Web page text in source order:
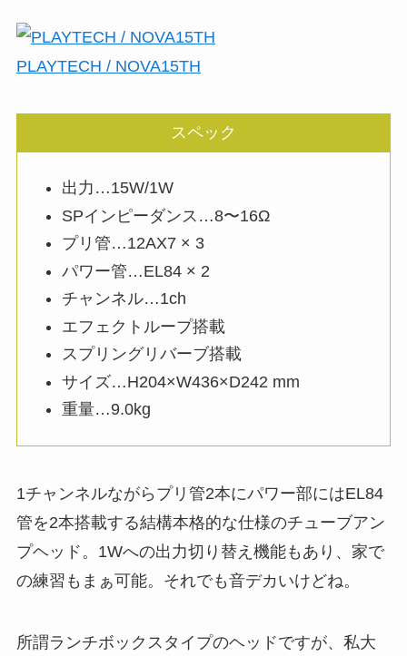
PLAYTECH / NOVA15TH
スペック
出力…15W/1W
SPインピーダンス…8〜16Ω
プリ管…12AX7 × 3
パワー管…EL84 × 2
チャンネル…1ch
エフェクトループ搭載
スプリングリバーブ搭載
サイズ…H204×W436×D242 mm
重量…9.0kg
1チャンネルながらプリ管2本にパワー部にはEL84
管を2本搭載する結構本格的な仕様のチューブアン
プヘッド。1Wへの出力切り替え機能もあり、家で
の練習もまぁ可能。それでも音デカいけどね。
所謂ランチボックスタイプのヘッドですが、私大